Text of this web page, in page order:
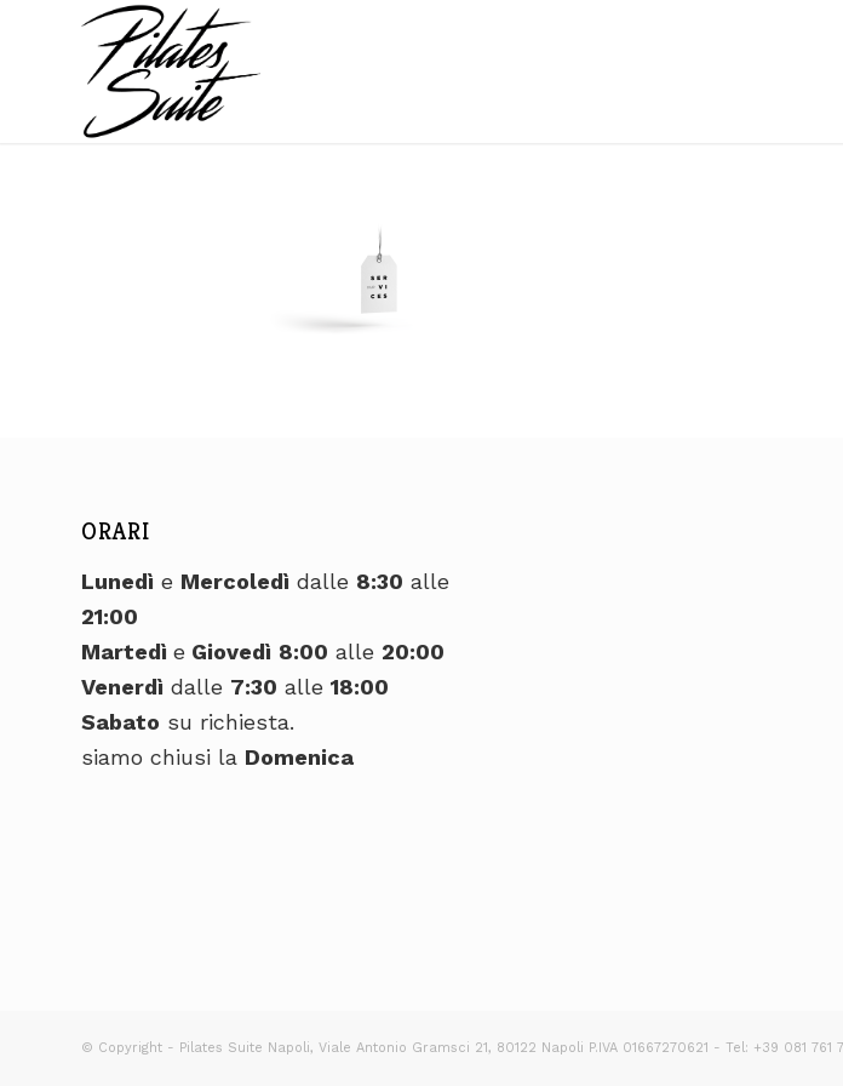
ORARI
Lunedì e Mercoledì dalle 8:30 alle
21:00
Martedì e Giovedì 8:00 alle 20:00
Venerdì dalle 7:30 alle 18:00
Sabato su richiesta.
siamo chiusi la Domenica
© Copyright - Pilates Suite Napoli, Viale Antonio Gramsci 21, 80122 Napoli P.IVA 01667270621 - Tel: +39 081 761